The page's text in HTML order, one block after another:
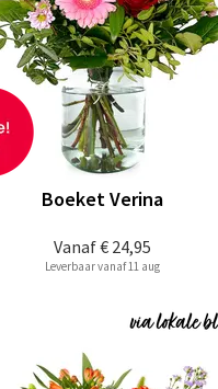
Vanaf€ 24,95
Boeket Verina
Leverbaar vanaf 11 aug